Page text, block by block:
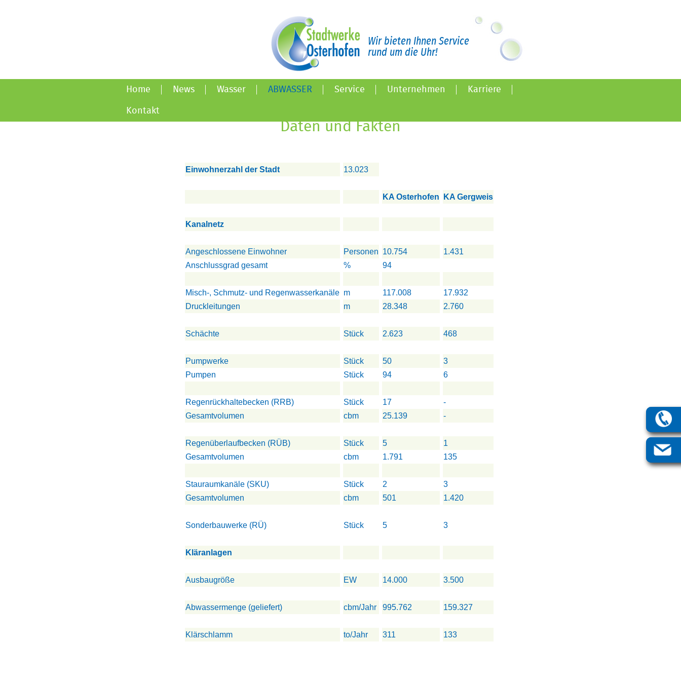
Wir bieten Ihnen Service
rund um die Uhr!
Home News Wasser ABWASSER Service Unternehmen Karriere
Kontakt
Daten und Fakten
Einwohnerzahl der Stadt 13.023
KA Osterhofen KA Gergweis
Kanalnetz
Angeschlossene Einwohner Personen 10.754
1.431
Anschlussgrad gesamt
% 94
Misch-, Schmutz- und Regenwasserkanäle m 117.008
17.932
Druckleitungen
m 28.348 2.760
Schächte Stück 2.623 468
Pumpwerke Stück 50
3
Pumpen
Stück 94 6
Regenrückhaltebecken (RRB) Stück 17
-
Gesamtvolumen
cbm 25.139 -
Regenüberlaufbecken (RÜB) Stück 5
1
Gesamtvolumen
cbm 1.791 135
Stauraumkanäle (SKU) Stück 2
3
Gesamtvolumen
cbm 501 1.420
Sonderbauwerke (RÜ) Stück 5 3
Kläranlagen
Ausbaugröße EW 14.000 3.500
Abwassermenge (geliefert) cbm/Jahr 995.762 159.327
Klärschlamm to/Jahr 311 133